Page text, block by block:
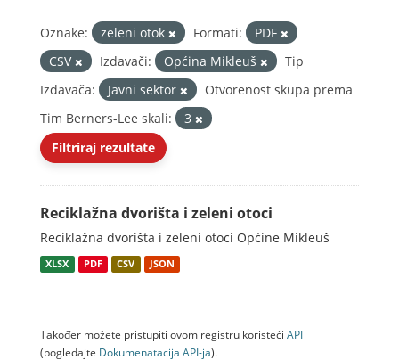
Oznake: zeleni otok Formati:
PDF
CSV
Izdavači: Općina Mikleuš
Tip
Izdavača:
Javni sektor
Otvorenost skupa prema
Tim Berners-Lee skali:
3
Filtriraj rezultate
Reciklažna dvorišta i zeleni otoci
Reciklažna dvorišta i zeleni otoci Općine Mikleuš
XLSX PDF CSV JSON
Također možete pristupiti ovom registru koristeći API
(pogledajte Dokumenаtаcijа API-jа).